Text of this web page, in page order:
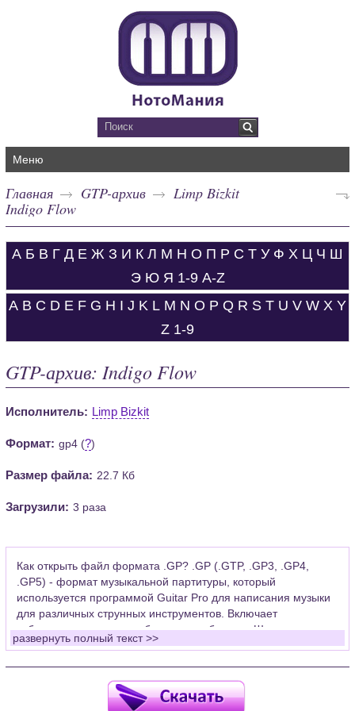
Меню
Главная GTP-архив
Limp Bizkit
Indigo Flow
А Б В Г Д Е Ж З И К Л М Н О П Р С Т У Ф Х Ц Ч Ш
Э Ю Я 1-9 A-Z
A B C D E F G H I J K L M N O P Q R S T U V W X Y
Z 1-9
GTP-архив: Indigo Flow
Исполнитель: Limp Bizkit
Формат: gp4 (?)
Размер файла: 22.7 Кб
Загрузили: 3 раза
Как открыть файл формата .GP? .GP (.GTP, .GP3, .GP4,
.GP5) - формат музыкальной партитуры, который
используется программой Guitar Pro для написания музыки
для различных струнных инструментов. Включает
табулатуры для гитары, бас-гитары, банджо. Широко
применяется для создания партитур, которые затем
Для открытия нот этого формата Вам необходимо
установить у себя на рабочем компьютере программу Guitar
развернуть полный текст >>